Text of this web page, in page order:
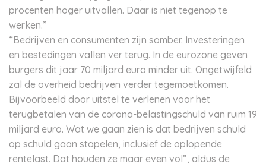
procenten hoger uitvallen. Daar is niet tegenop te
werken.”
“Bedrijven en consumenten zijn somber. Investeringen
en bestedingen vallen ver terug. In de eurozone geven
burgers dit jaar 70 miljard euro minder uit. Ongetwijfeld
zal de overheid bedrijven verder tegemoetkomen.
Bijvoorbeeld door uitstel te verlenen voor het
terugbetalen van de corona-belastingschuld van ruim 19
miljard euro. Wat we gaan zien is dat bedrijven schuld
op schuld gaan stapelen, inclusief de oplopende
rentelast. Dat houden ze maar even vol”, aldus de